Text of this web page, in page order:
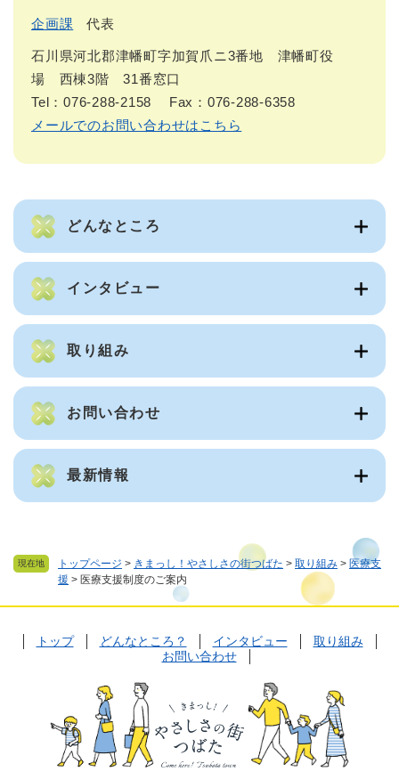
現在地 トップページ > きまっし！やさしさの街つばた > 取り組み > 医療支
援 > 医療支援制度のご案内
企画課 代表
石川県河北郡津幡町字加賀爪ニ3番地 津幡町役
場 西棟3階 31番窓口
Tel：076-288-2158
Fax：076-288-6358
メールでのお問い合わせはこちら
どんなところ
インタビュー
取り組み
お問い合わせ
最新情報
トップ どんなところ？ インタビュー
取り組み
お問い合わせ